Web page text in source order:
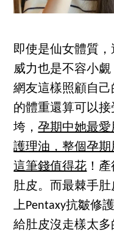
即使是仙女體質
威力也是不容小
網友這樣照顧自
的體重還算可以
垮，孕期中她最愛
護理油，整個孕
這筆錢值得花 ！
肚皮。而最棘手
上Pentaxy抗皺修
給肚皮沒走樣太